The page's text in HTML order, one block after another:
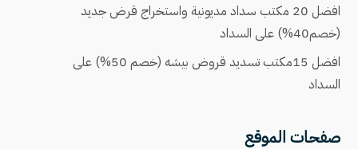
افضل 20 مكتب سداد مديونية واستخراج قرض جديد
(خصم40%) على السداد
افضل 15مكتب تسديد قروض بيشه (خصم 50%) على
السداد
صفحات الموقع